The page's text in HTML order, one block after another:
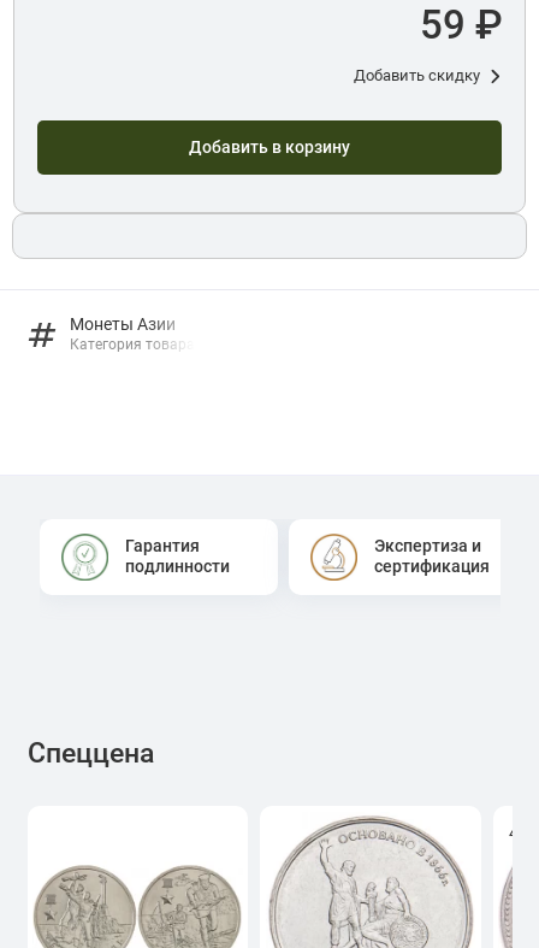
Монеты Азии
Категория товара
59 ₽
Добавить скидку
Добавить в корзину
Гарантия
подлинности
Экспертиза и
сертификация
Спеццена
4.0